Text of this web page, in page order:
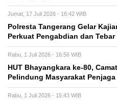
Jumat, 17 Juli 2026 - 16:42 WIB
Polresta Tangerang Gelar
Perkuat Pengabdian dan
Rabu, 1 Juli 2026 - 16:56 WIB
HUT Bhayangkara ke-80,
Pelindung Masyarakat Penjaga
Rabu, 1 Juli 2026 - 15:43 WIB